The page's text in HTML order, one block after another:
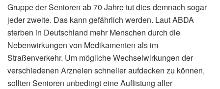
Gruppe der Senioren ab 70 Jahre tut dies demnach sogar
jeder zweite. Das kann gefährlich werden. Laut ABDA
sterben in Deutschland mehr Menschen durch die
Nebenwirkungen von Medikamenten als im
Straßenverkehr. Um mögliche Wechselwirkungen der
verschiedenen Arzneien schneller aufdecken zu können,
sollten Senioren unbedingt eine Auflistung aller